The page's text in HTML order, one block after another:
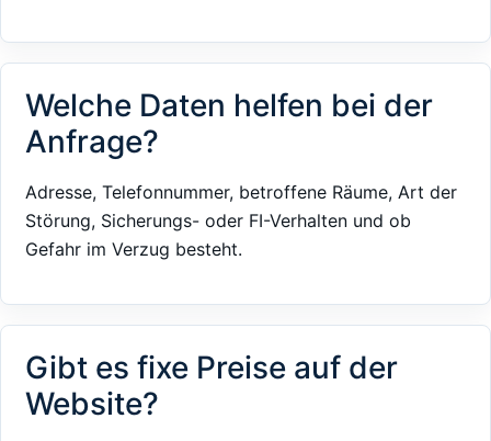
Welche Daten helfen bei der
Anfrage?
Adresse, Telefonnummer, betroffene Räume, Art der
Störung, Sicherungs- oder FI-Verhalten und ob
Gefahr im Verzug besteht.
Gibt es fixe Preise auf der
Website?